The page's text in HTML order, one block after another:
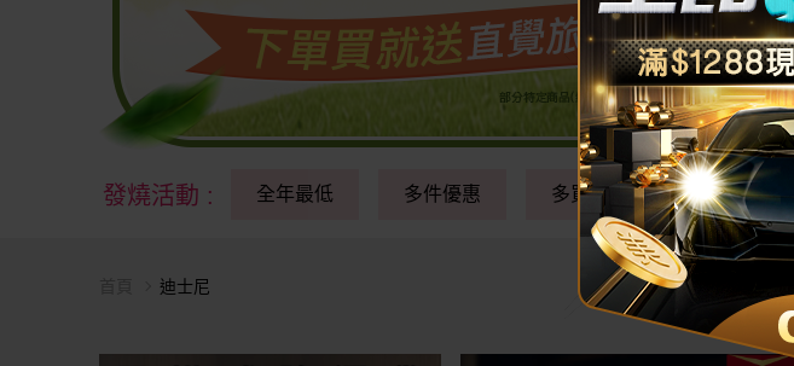
發燒活動 : 全年最低 多件優惠 多買多送 即期出清
迪士尼